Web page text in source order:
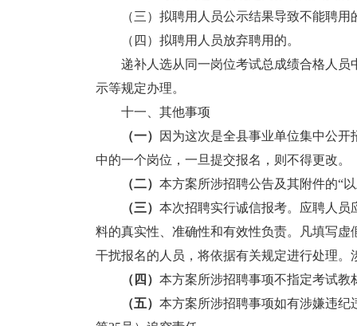
（三）拟聘用人员公示结果导致不能聘用
（四）拟聘用人员放弃聘用的。
递补人选从同一岗位考试总成绩合格人员
示等规定办理。
十一、其他事项
（一）
因为这次是全县事业单位集中公
中的一个岗位，一旦提交报名，则不得更改。
（二） 本方案所涉招聘公告及其附件的“
（三） 本次招聘实行诚信报考。应聘人
料的真实性、准确性和有效性负责。凡填写
干扰报名的人员，将依据有关规定进行处理
（四） 本方案所涉招聘事项不指定考试
（五） 本方案所涉招聘事项如有涉嫌违